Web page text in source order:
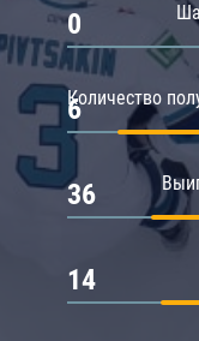
0
Количество
6
36
14